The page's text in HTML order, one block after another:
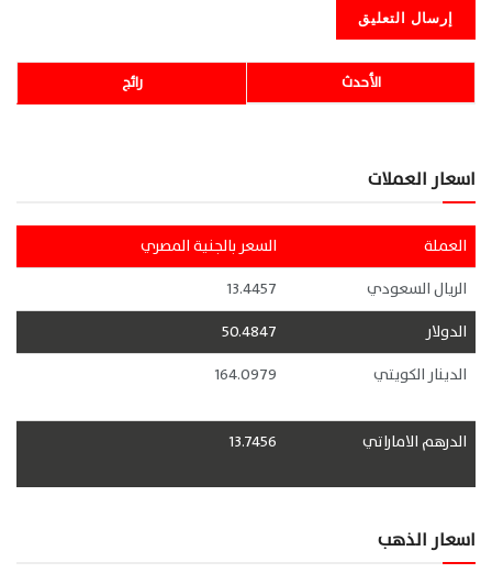
رائج الأحدث
اسعار العملات
العملة
السعر بالجنية المصري
الريال السعودي
13.4457
الدولار
50.4847
الدينار الكويتي
164.0979
الدرهم الاماراتي 13.7456
اسعار الذهب